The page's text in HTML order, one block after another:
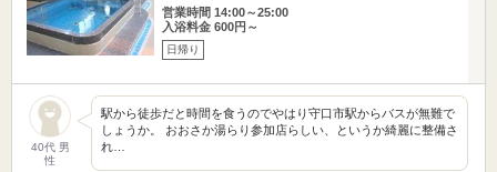
営業時間 14:00～25:00
入浴料金 600円～
日帰り
40代 男
性
駅から徒歩だと時間を食うのでやはり守口市駅からバスが無難で
しょうか。 おおさか湯らり参加店らしい、というか綺麗に整備さ
れ…